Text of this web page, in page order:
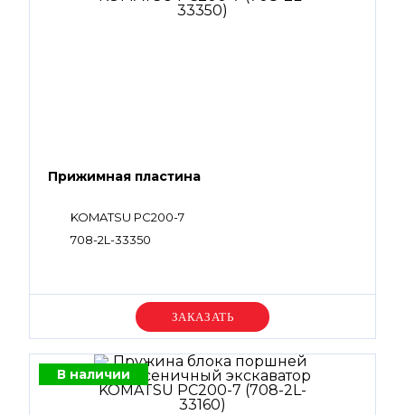
Прижимная пластина
KOMATSU PC200-7
708-2L-33350
Уточняйте цену
В наличии